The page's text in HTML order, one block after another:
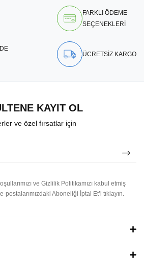
FARKLI ÖDEME
SEÇENEKLERİ
ÜCRETSİZ KARGO
KAYIT OL
ve özel fırsatlar için
ve Gizlilik Politikamızı kabul etmiş
postalarımızdaki Aboneliği İptal Et’i tıklayın.